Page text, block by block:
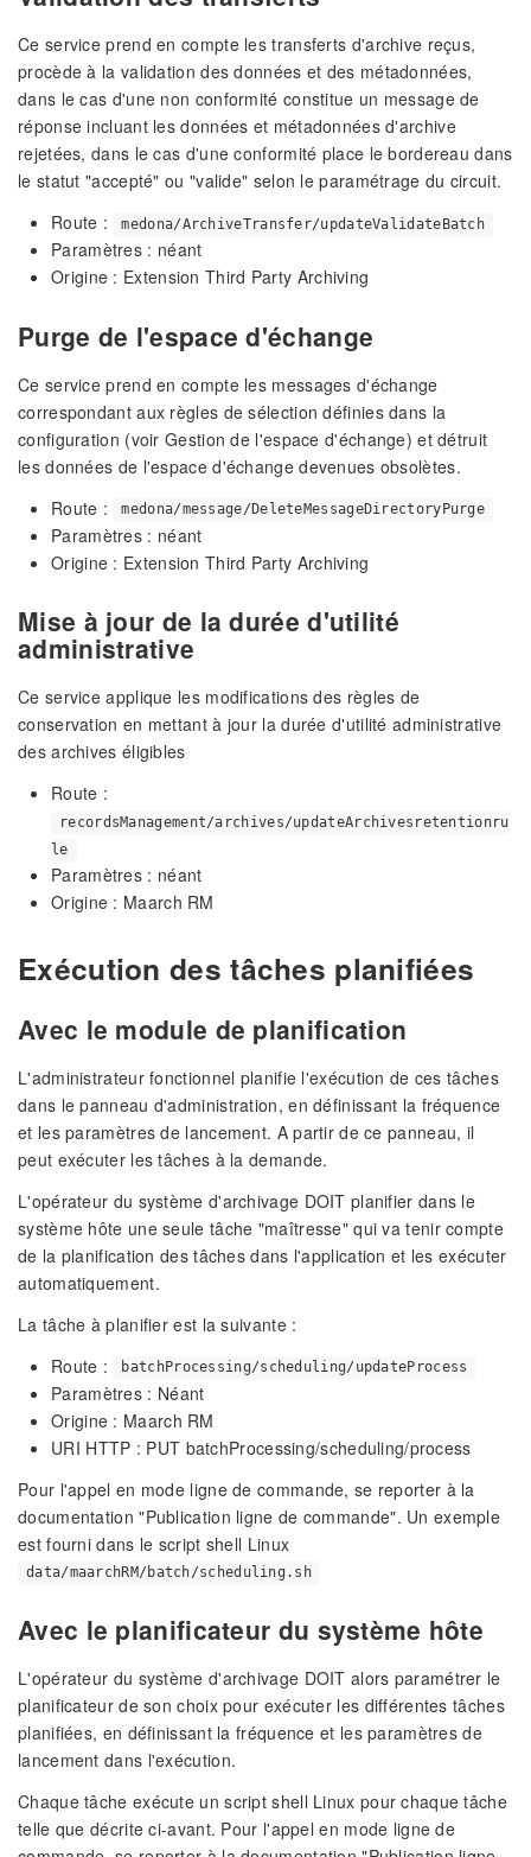
Ce service prend en compte les transferts d'archive reçus,
procède à la validation des données et des métadonnées,
dans le cas d'une non conformité constitue un message de
réponse incluant les données et métadonnées d'archive
rejetées, dans le cas d'une conformité place le bordereau dans
le statut "accepté" ou "valide" selon le paramétrage du circuit.
Route :
medona/ArchiveTransfer/updateValidateBatch
Paramètres : néant
Origine : Extension Third Party Archiving
Purge de l'espace d'échange
Ce service prend en compte les messages d'échange
correspondant aux règles de sélection définies dans la
configuration (voir Gestion de l'espace d'échange) et détruit
les données de l'espace d'échange devenues obsolètes.
Route :
medona/message/DeleteMessageDirectoryPurge
Paramètres : néant
Origine : Extension Third Party Archiving
Mise à jour de la durée d'utilité
administrative
Ce service applique les modifications des règles de
conservation en mettant à jour la durée d'utilité administrative
des archives éligibles
Route :
recordsManagement/archives/updateArchivesretentionru
le
Paramètres : néant
Origine : Maarch RM
Exécution des tâches planifiées
Avec le module de planification
L'administrateur fonctionnel planifie l'exécution de ces tâches
dans le panneau d'administration, en définissant la fréquence
et les paramètres de lancement. A partir de ce panneau, il
peut exécuter les tâches à la demande.
L'opérateur du système d'archivage DOIT planifier dans le
système hôte une seule tâche "maîtresse" qui va tenir compte
de la planification des tâches dans l'application et les exécuter
automatiquement.
La tâche à planifier est la suivante :
Route :
batchProcessing/scheduling/updateProcess
Paramètres : Néant
Origine : Maarch RM
URI HTTP : PUT batchProcessing/scheduling/process
Pour l'appel en mode ligne de commande, se reporter à la
documentation "Publication ligne de commande". Un exemple
est fourni dans le script shell Linux
data/maarchRM/batch/scheduling.sh
Avec le planificateur du système hôte
L'opérateur du système d'archivage DOIT alors paramétrer le
planificateur de son choix pour exécuter les différentes tâches
planifiées, en définissant la fréquence et les paramètres de
lancement dans l'exécution.
Chaque tâche exécute un script shell Linux pour chaque tâche
telle que décrite ci-avant. Pour l'appel en mode ligne de